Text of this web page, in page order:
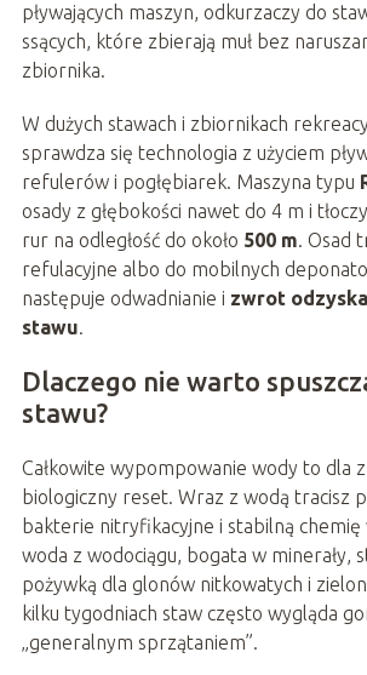
pływających maszyn, odkurzaczy do
ssących, które zbierają muł bez
zbiornika.
W dużych stawach i zbiornikach
sprawdza się technologia z użyciem
refulerów i pogłębiarek. Maszyna typu
osady z głębokości nawet do 4 m i
rur na odległość do około 500 m. Osad
refulacyjne albo do mobilnych
następuje odwadnianie i zwrot
stawu.
Dlaczego nie warto
stawu?
Całkowite wypompowanie wody to dla
biologiczny reset. Wraz z wodą tracisz
bakterie nitryfikacyjne i stabilną chemię
woda z wodociągu, bogata w minerały,
pożywką dla glonów nitkowatych i
kilku tygodniach staw często wygląda
„generalnym sprzątaniem”.